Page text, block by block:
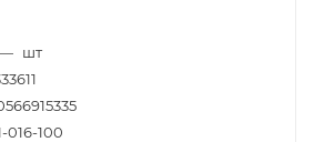
— шт
016-100